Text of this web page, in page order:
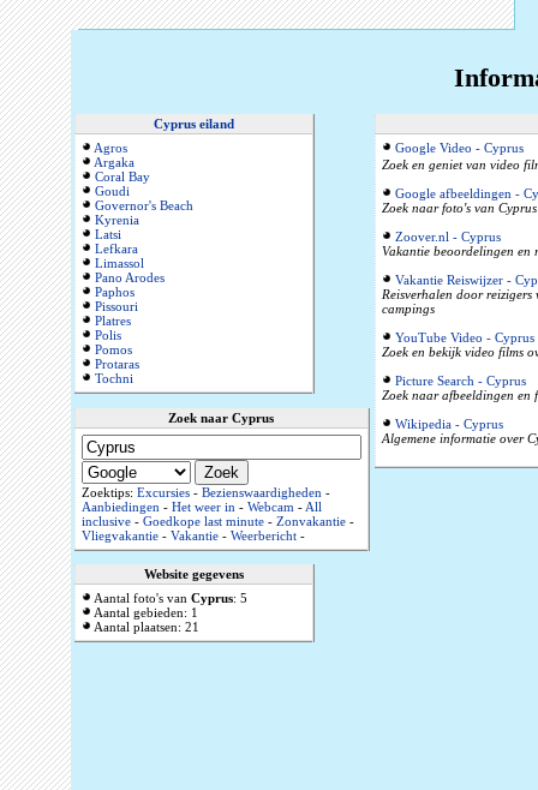
Cyprus eiland
Agros
Argaka
Coral Bay
Goudi
Governor's Beach
Kyrenia
Latsi
Lefkara
Limassol
Pano Arodes
Paphos
Pissouri
Platres
Polis
Pomos
Protaras
Tochni
Zoek naar Cyprus
Zoektips: Excursies- Bezienswaardigheden-
Aanbiedingen- Het weer in- Webcam-All
inclusive- Goedkope last minute- Zonvakantie-
Vliegvakantie- Vakantie- Weerbericht-
Website gegevens
Aantal foto's van Cyprus: 5
Aantal gebieden: 1
Aantal plaatsen: 21
Google Video - Cyprus
Zoek en geniet van video
Google afbeeldingen -
Zoek naar foto's van
Zoover.nl - Cyprus
Vakantie beoordelingen en
Vakantie Reiswijzer -
Reisverhalen door reizigers
campings
YouTube Video - Cyprus
Zoek en bekijk video films
Picture Search - Cyprus
Zoek naar afbeeldingen en
Wikipedia - Cyprus
Algemene informatie over